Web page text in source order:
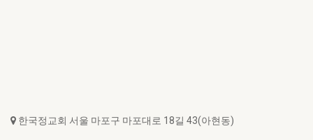
한국정교회 서울 마포구 마포대로 18길 43(아현동)